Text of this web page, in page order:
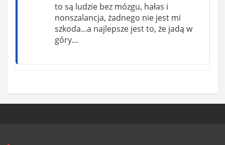
to są ludzie bez mózgu, hałas i
nonszalancja, żadnego nie jest mi
szkoda...a najlepsze jest to, że jadą w
góry…